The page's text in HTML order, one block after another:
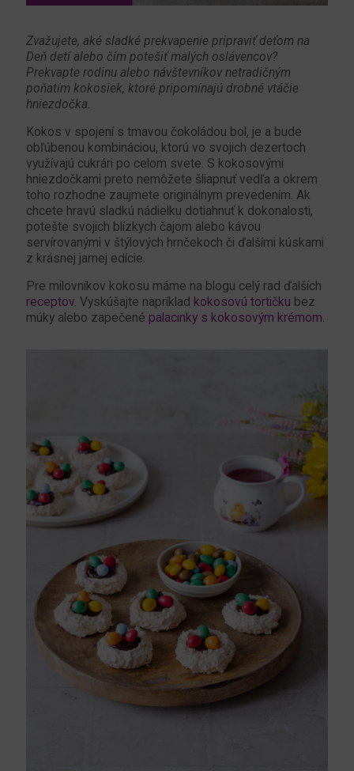
Zvažujete, aké sladké prekvapenie pripraviť deťom na
Deň detí alebo čím potešiť malých oslávencov?
Prekvapte rodinu alebo návštevníkov netradičným
poňatím kokosiek, ktoré pripomínajú drobné vtáčie
hniezdočka.
Kokos v spojení s tmavou čokoládou bol, je a bude
obľúbenou kombináciou, ktorú vo svojich dezertoch
využívajú cukrári po celom svete. S kokosovými
hniezdočkami preto nemôžete šliapnuť vedľa a okrem
toho rozhodne zaujmete originálnym prevedením. Ak
chcete hravú sladkú nádielku dotiahnuť k dokonalosti,
potešte svojich blízkych čajom alebo kávou
servírovanými v štýlových hrnčekoch či ďalšími kúskami
z krásnej jarnej edície.
Pre milovníkov kokosu máme na blogu celý rad ďalších
receptov. Vyskúšajte napríklad kokosovú tortičku bez
múky alebo zapečené palacinky s kokosovým krémom.